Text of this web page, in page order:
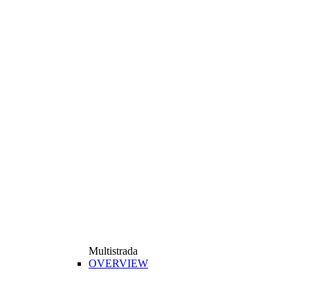
Multistrada
OVERVIEW